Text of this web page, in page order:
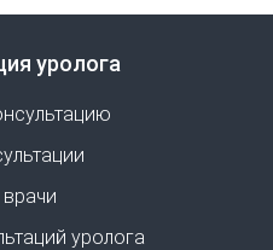
уролога
уролога